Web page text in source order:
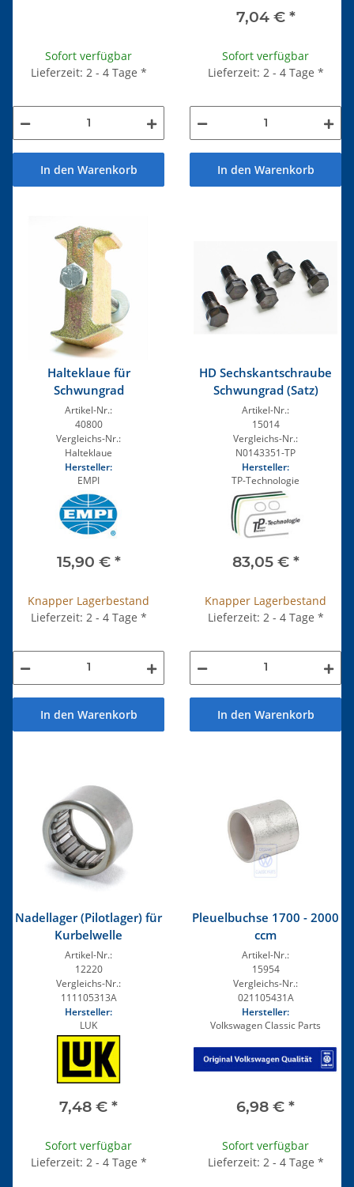
Sofort verfügbar
Lieferzeit: 2 - 4 Tage *
In den Warenkorb
7,04 € *
Sofort verfügbar
Lieferzeit: 2 - 4 Tage *
In den Warenkorb
Halteklaue für
Schwungrad
Artikel-Nr.:
40800
Vergleichs-Nr.:
Halteklaue
Hersteller:
EMPI
15,90 € *
Knapper Lagerbestand
Lieferzeit: 2 - 4 Tage *
In den Warenkorb
HD Sechskantschraube
Schwungrad (Satz)
Artikel-Nr.:
15014
Vergleichs-Nr.:
N0143351-TP
Hersteller:
TP-Technologie
83,05 € *
Knapper Lagerbestand
Lieferzeit: 2 - 4 Tage *
In den Warenkorb
Nadellager (Pilotlager) für
Kurbelwelle
Artikel-Nr.:
12220
Vergleichs-Nr.:
111105313A
Hersteller:
LUK
7,48 € *
Sofort verfügbar
Lieferzeit: 2 - 4 Tage *
Pleuelbuchse 1700 - 2000
ccm
Artikel-Nr.:
15954
Vergleichs-Nr.:
021105431A
Hersteller:
Volkswagen Classic Parts
6,98 € *
Sofort verfügbar
Lieferzeit: 2 - 4 Tage *